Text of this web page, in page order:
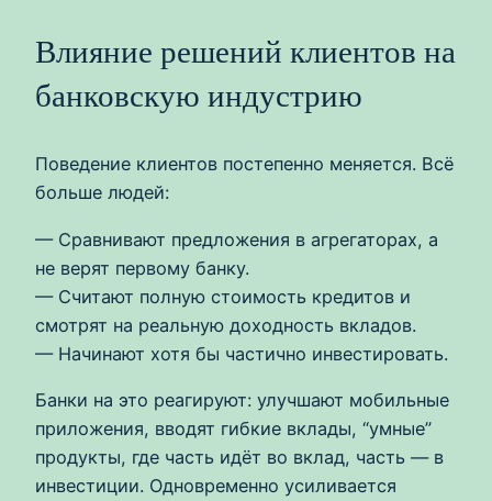
Влияние решений клиентов на
банковскую индустрию
Поведение клиентов постепенно меняется. Всё
больше людей:
— Сравнивают предложения в агрегаторах, а
не верят первому банку.
— Считают полную стоимость кредитов и
смотрят на реальную доходность вкладов.
— Начинают хотя бы частично инвестировать.
Банки на это реагируют: улучшают мобильные
приложения, вводят гибкие вклады, “умные”
продукты, где часть идёт во вклад, часть — в
инвестиции. Одновременно усиливается